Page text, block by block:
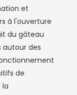
et
à l'ouverture
du gâteau
autour des
de
la